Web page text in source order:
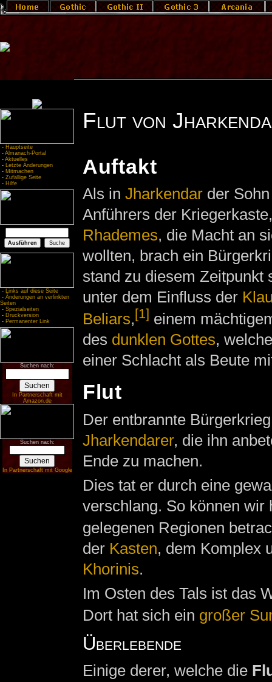
- Hauptseite
- Almanach-Portal
- Aktuelles
- Letzte Änderungen
- Mitmachen
- Zufällige Seite
- Hilfe
- Links auf diese Seite
- Änderungen an verlinkten
Seiten
- Spezialseiten
- Druckversion
- Permanenter Link
Suchen nach:
In Partnerschaft mit
Amazon.de
Suchen nach:
In Partnerschaft mit Google
Flut von
Auftakt
Als in Jharkendarder Sohn
Anführers der Kriegerkaste,
Rhademes, die Macht an
wollten, brach ein
stand zu diesem Zeitpunkt
unter dem Einfluss der
Beliars, [1] einem
des dunklen Gottes,
einer Schlacht als Beute
Flut
Der entbrannte
Jharkendarer, die ihn
Ende zu machen.
Dies tat er durch eine
verschlang. So können wir
gelegenen Regionen
der Kasten, dem Komplex
Khorinis.
Im Osten des Tals ist das
Dort hat sich ein großer
Überlebende
Einige derer, welche die